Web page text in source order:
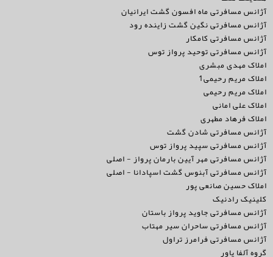
آژانس مسافرتی ماه افسون گشت ایرانیان
آژانس مسافرتی نگین گشت زاینده رود
آژانس مسافرتی کامکار
آژانس مسافرتی توحید پرواز توس
املاک مهدی مبشری
املاک مریم رحیمی1
املاک مریم رحیمی
املاک علی امانی
املاک فرهاد مطهری
آژانس مسافرتی شادن گشت
آژانس مسافرتی سپید پرواز توس
آژانس مسافرتی مهر آیین بارمان پرواز - اصلی
آژانس مسافرتی آبنوس گشت اسپادانا - اصلی
املاک حسین صانعی پور
کلینیک رادنیک
آژانس مسافرتی جاوید پرواز باستان
آژانس مسافرتی ساحران سیر مهتاب
آژانس مسافرتی فرامرز تراول
گروه آلفا پاور